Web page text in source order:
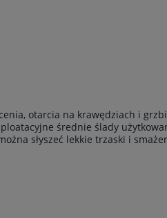
otarcia na krawędziach i
średnie ślady
słyszeć lekkie trzaski i